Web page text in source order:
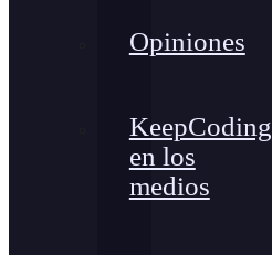
Opiniones
KeepCoding
en los
medios